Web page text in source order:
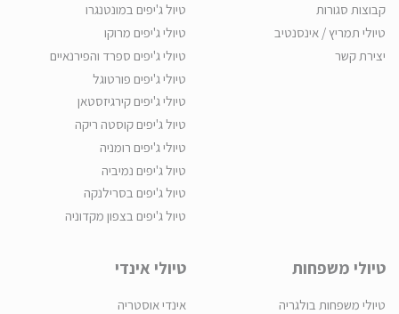
קבוצות סגורות
טיולי תמריץ / אינסנטיב
יצירת קשר
טיול ג'יפים במונטנגרו
טיולי ג'יפים מרוקו
טיולי ג'יפים ספרד והפירנאיים
טיולי ג'יפים פורטוגל
טיולי ג'יפים קירגיזסטאן
טיול ג'יפים קוסטה ריקה
טיולי ג'יפים רומניה
טיול ג'יפים נמיביה
טיול ג'יפים בסרילנקה
טיול ג'יפים בצפון מקדוניה
טיולי משפחות
טיולי משפחות בולגריה
טיולי אינדי
אינדי אוסטריה